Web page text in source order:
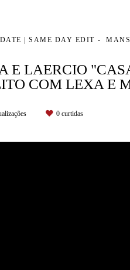
| SAME DAY EDIT
E LAERCIO
COM LEXA E
0 curtidas